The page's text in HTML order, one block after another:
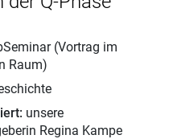
(Vortrag im
Raum)
unsere
Regina Kampe